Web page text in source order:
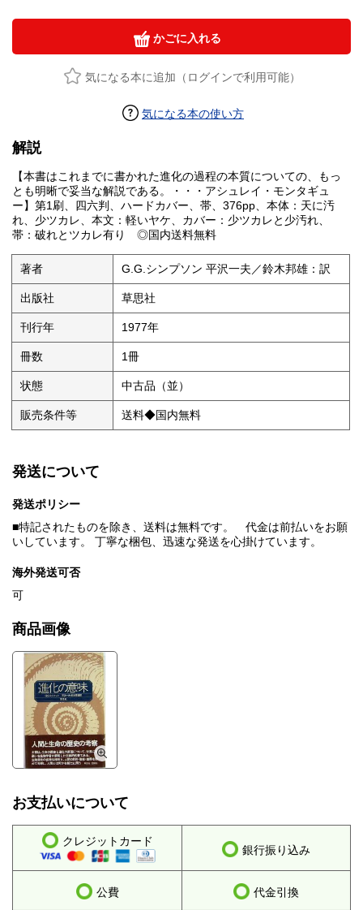
かごに入れる
気になる本に追加（ログインで利用可能）
気になる本の使い方
解説
【本書はこれまでに書かれた進化の過程の本質についての、もっ
とも明晰で妥当な解説である。・・・アシュレイ・モンタギュ
ー】第1刷、四六判、ハードカバー、帯、376pp、本体：天に汚
れ、少ツカレ、本文：軽いヤケ、カバー：少ツカレと少汚れ、
帯：破れとツカレ有り ◎国内送料無料
著者 G.G.シンプソン 平沢一夫／鈴木邦雄：訳
出版社 草思社
刊行年 1977年
冊数 1冊
状態 中古品（並）
販売条件等 送料◆国内無料
発送について
発送ポリシー
■特記されたものを除き、送料は無料です。 代金は前払いをお願
いしています。 丁寧な梱包、迅速な発送を心掛けています。
海外発送可否
可
商品画像
お支払いについて
クレジットカード
銀行振り込み
公費 代金引換